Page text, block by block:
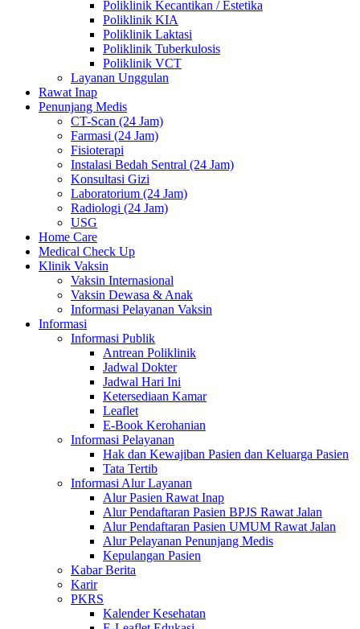
Poliklinik Kecantikan / Estetika
Poliklinik KIA
Poliklinik Laktasi
Poliklinik Tuberkulosis
Poliklinik VCT
Layanan Unggulan
Rawat Inap
Penunjang Medis
CT-Scan (24 Jam)
Farmasi (24 Jam)
Fisioterapi
Instalasi Bedah Sentral (24 Jam)
Konsultasi Gizi
Laboratorium (24 Jam)
Radiologi (24 Jam)
USG
Home Care
Medical Check Up
Klinik Vaksin
Vaksin Internasional
Vaksin Dewasa & Anak
Informasi Pelayanan Vaksin
Informasi
Informasi Publik
Antrean Poliklinik
Jadwal Dokter
Jadwal Hari Ini
Ketersediaan Kamar
Leaflet
E-Book Kerohanian
Informasi Pelayanan
Hak dan Kewajiban Pasien dan Keluarga Pasien
Tata Tertib
Informasi Alur Layanan
Alur Pasien Rawat Inap
Alur Pendaftaran Pasien BPJS Rawat Jalan
Alur Pendaftaran Pasien UMUM Rawat Jalan
Alur Pelayanan Penunjang Medis
Kepulangan Pasien
Kabar Berita
Karir
PKRS
Kalender Kesehatan